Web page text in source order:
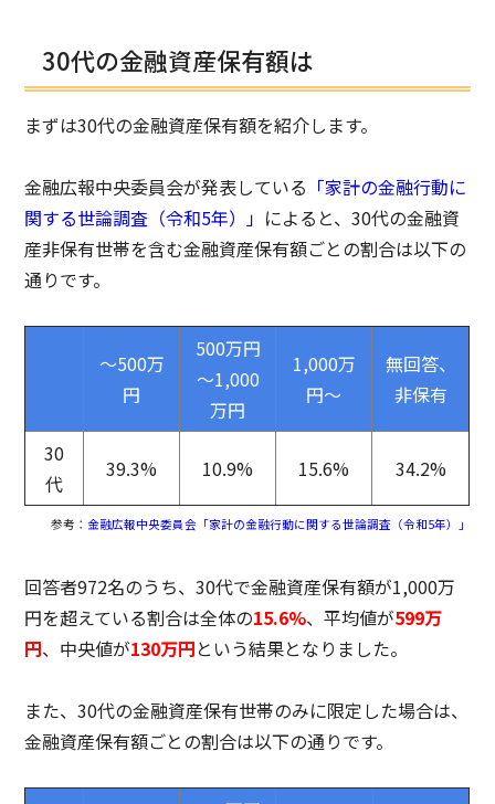
30代の金融資産保有額は
まずは30代の金融資産保有額を紹介します。
金融広報中央委員会が発表している 「家計の金融行動に
関する世論調査（令和5年）」 によると、30代の金融資
産非保有世帯を含む金融資産保有額ごとの割合は以下の
通りです。
～500万
円
500万円
～1,000
万円
1,000万
円～
無回答、
非保有
30
代
39.3% 10.9% 15.6% 34.2%
参考： 金融広報中央委員会「家計の金融行動に関する世論調査（令和5年）」
回答者972名のうち、30代で金融資産保有額が1,000万
円を超えている割合は全体の15.6%、平均値が599万
円、中央値が130万円という結果となりました。
また、30代の金融資産保有世帯のみに限定した場合は、
金融資産保有額ごとの割合は以下の通りです。